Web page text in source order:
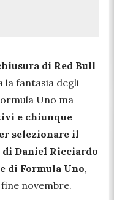
di Red Bull
la fantasia degli
Uno ma
e chiunque
selezionare il
di Daniel Ricciardo
di Formula Uno,
novembre.